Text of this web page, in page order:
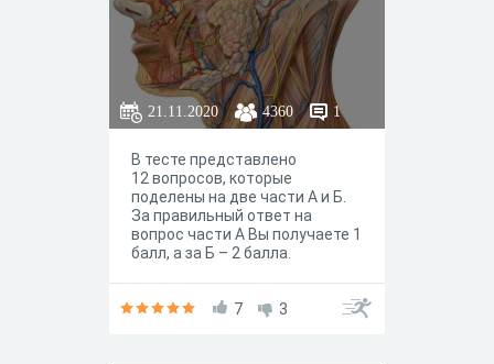
21.11.2020 4360 1
В тесте представлено
12 вопросов, которые
поделены на две части А и Б.
За правильный ответ на
вопрос части А Вы получаете 1
балл, а за Б – 2 балла.
7 3